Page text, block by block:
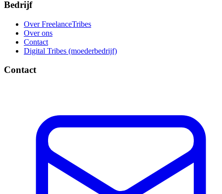
Bedrijf
Over FreelanceTribes
Over ons
Contact
Digital Tribes (moederbedrijf)
Contact